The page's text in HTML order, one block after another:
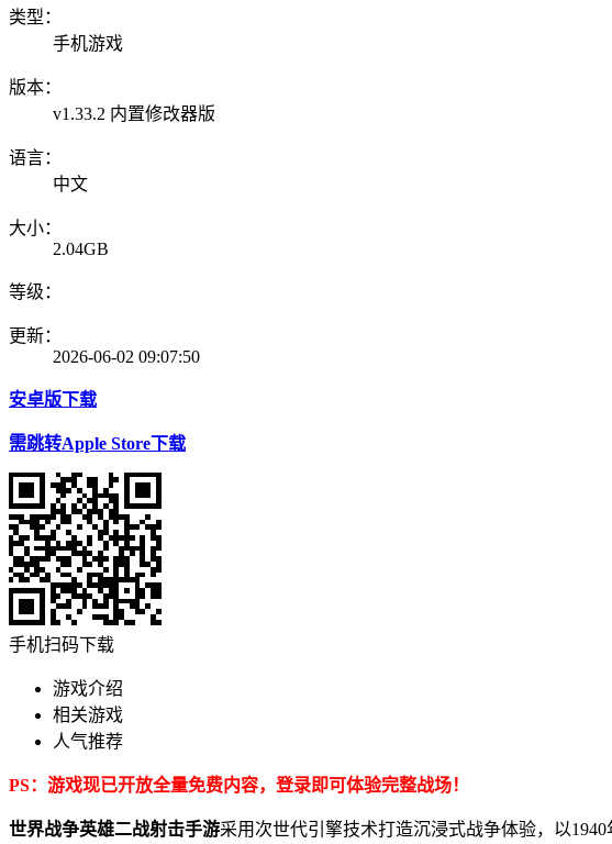
类型：
手机游戏
版本：
v1.33.2 内置修改器版
语言：
中文
大小：
2.04GB
等级：
更新：
2026-06-02 09:07:50
安卓版下载
需跳转Apple Store下载
手机扫码下载
游戏介绍
相关游戏
人气推荐
PS：游戏现已开放全量免费内容，登录即可体验完整战场！
世界战争英雄二战射击手游采用次世代引擎技术打造沉浸式战争体验，以